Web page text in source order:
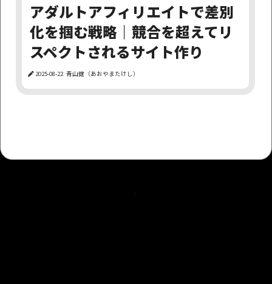
タグで探す
DMM デザイン Instagram サイトの売却
アダルトアフィリエイトで差別
化を掴む戦略｜競合を超えてリ
スペクトされるサイト作り
2025-08-22 青山健（あおやまたけし）